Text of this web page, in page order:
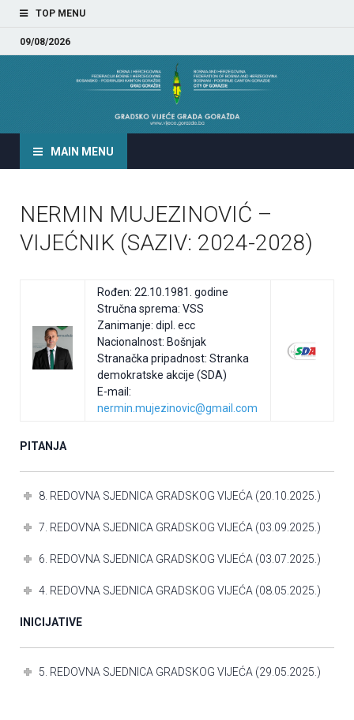
TOP MENU
09/08/2026
GRADSKO VIJEĆE GRADA
MAIN MENU
NERMIN MUJEZINOVIĆ –
VIJEĆNIK (SAZIV: 2024-2028)
Rođen: 22.10.1981. godine
Stručna sprema: VSS
Zanimanje: dipl. ecc
Nacionalnost: Bošnjak
Stranačka pripadnost: Stranka
demokratske akcije (SDA)
E-mail:
nermin.mujezinovic@gmail.com
PITANJA
8. REDOVNA SJEDNICA GRADSKOG VIJEĆA (20.10.2025.)
7. REDOVNA SJEDNICA GRADSKOG VIJEĆA (03.09.2025.)
6. REDOVNA SJEDNICA GRADSKOG VIJEĆA (03.07.2025.)
4. REDOVNA SJEDNICA GRADSKOG VIJEĆA (08.05.2025.)
INICIJATIVE
5. REDOVNA SJEDNICA GRADSKOG VIJEĆA (29.05.2025.)